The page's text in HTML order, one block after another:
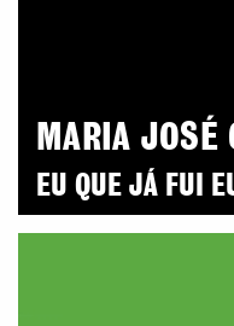
MARIA JOSÉ
EU QUE JÁ FUI